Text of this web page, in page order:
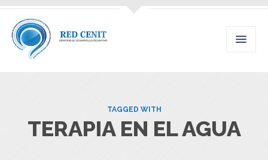
TAGGED WITH
TERAPIA EN EL AGUA